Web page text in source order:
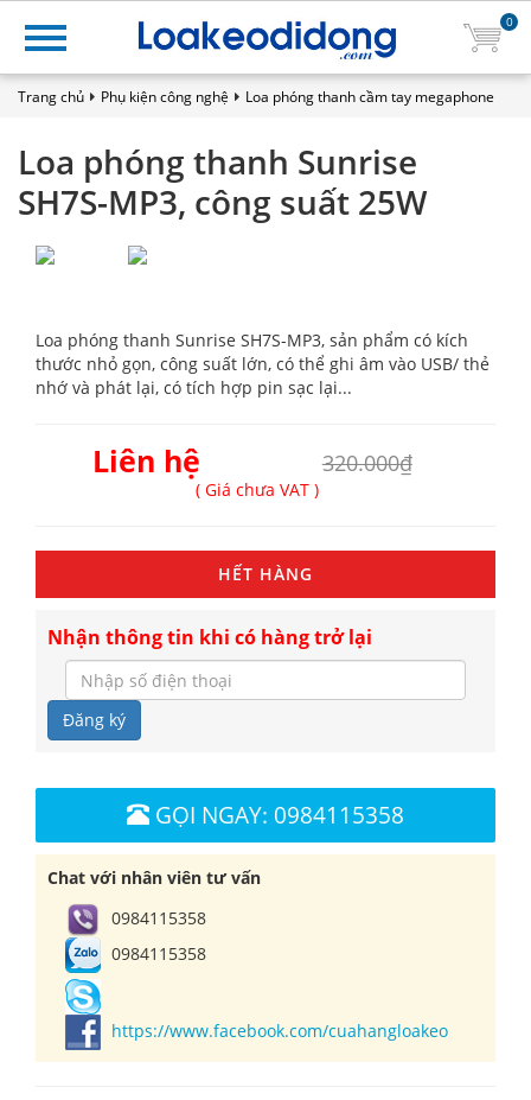
0
Trang chủ Phụ kiện công nghệ Loa phóng thanh cầm tay megaphone
Loa phóng thanh Sunrise
SH7S-MP3, công suất 25W
Loa phóng thanh Sunrise SH7S-MP3, sản phẩm có kích
thước nhỏ gọn, công suất lớn, có thể ghi âm vào USB/ thẻ
nhớ và phát lại, có tích hợp pin sạc lại...
Liên hệ 320.000₫
( Giá chưa VAT )
HẾT HÀNG
Nhận thông tin khi có hàng trở lại
Đăng ký
GỌI NGAY: 0984115358
Chat với nhân viên tư vấn
0984115358
0984115358
https://www.facebook.com/cuahangloakeo